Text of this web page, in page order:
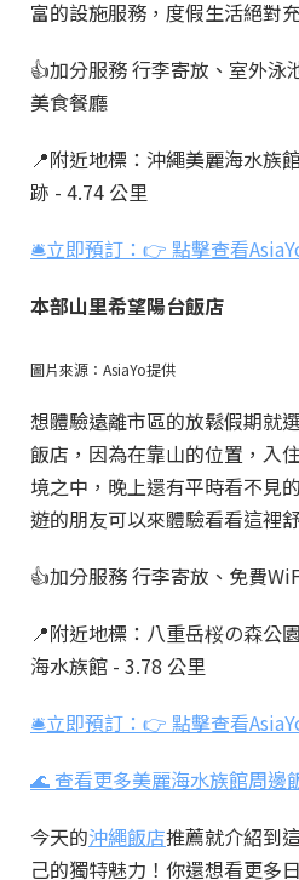
富的設施服務，度假生活絕對
👍加分服務 行李寄放、室外泳
美食餐廳
📍附近地標：沖繩美麗海水族
跡 - 4.74 公里
🛎️立即預訂：👉 點擊查看
本部山里希望陽台飯店
圖片來源：AsiaYo提供
想體驗遠離市區的放鬆假期就
飯店，因為在靠山的位置，入
境之中，晚上還有平時看不見
遊的朋友可以來體驗看看這裡
👍加分服務 行李寄放、免費
📍附近地標：八重岳桜の森公
海水族館 - 3.78 公里
🛎️立即預訂：👉 點擊查看
🌊 查看更多美麗海水族館周邊
今天的沖繩飯店推薦就介紹到
己的獨特魅力！你還想看更多